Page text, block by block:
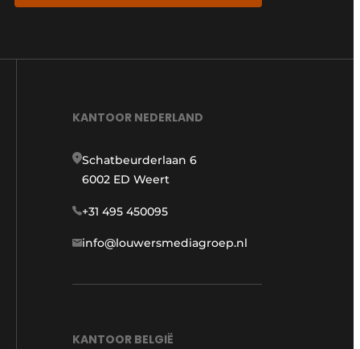
KANTOOR NEDERLAND
Schatbeurderlaan 6
6002 ED Weert
+31 495 450095
info@louwersmediagroep.nl
KANTOOR BELGIË